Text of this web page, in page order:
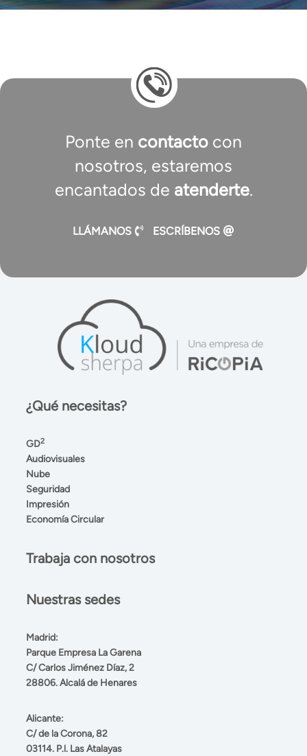
Ponte en contacto con
nosotros, estaremos
encantados de atenderte.
LLÁMANOS ESCRÍBENOS
¿Qué necesitas?
GD2
Audiovisuales
Nube
Seguridad
Impresión
Economía Circular
Trabaja con nosotros
Nuestras sedes
Madrid:
Parque Empresa La Garena
C/ Carlos Jiménez Díaz, 2
28806. Alcalá de Henares
Alicante:
C/ de la Corona, 82
03114. P.l. Las Atalayas